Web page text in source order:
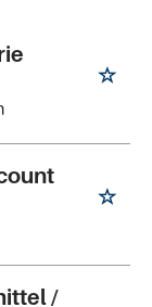
/